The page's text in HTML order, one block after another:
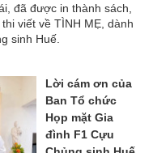
đã được in thành sách,
viết về TÌNH MẸ, dành
sinh Huế.
Lời cám ơn của
Ban Tổ chức
Họp mặt Gia
đình F1 Cựu